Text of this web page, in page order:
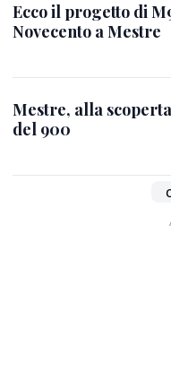
Ecco il progetto di
Novecento a Mestre
Mestre, alla
del 900